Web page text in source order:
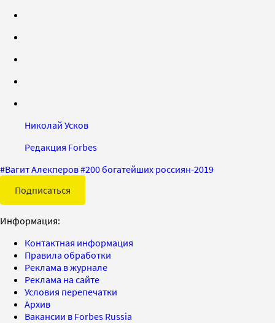
Николай Усков
Редакция Forbes
#Вагит Алекперов#200 богатейших россиян-2019
Подписаться
Информация:
Контактная информация
Правила обработки
Реклама в журнале
Реклама на сайте
Условия перепечатки
Архив
Вакансии в Forbes Russia